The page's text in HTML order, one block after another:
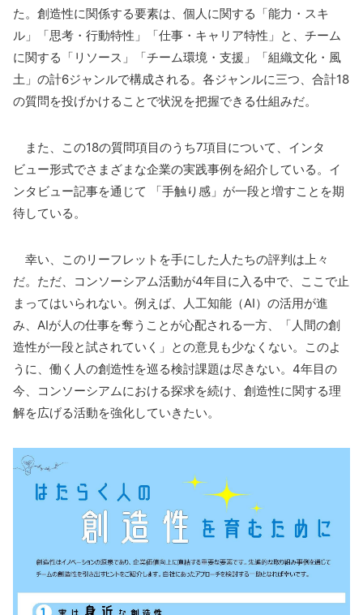
た。創造性に関係する要素は、個人に関する「能力・スキ
ル」「思考・行動特性」「仕事・キャリア特性」と、チーム
に関する「リソース」「チーム環境・支援」「組織文化・風
土」の計6ジャンルで構成される。各ジャンルに三つ、合計18
の質問を投げかけることで状況を把握できる仕組みだ。
また、この18の質問項目のうち7項目について、インタ
ビュー形式でさまざまな企業の実践事例を紹介している。イ
ンタビュー記事を通じて 「手触り感」が一段と増すことを期
待している。
幸い、このリーフレットを手にした人たちの評判は上々
だ。ただ、コンソーシアム活動が4年目に入る中で、ここで止
まってはいられない。例えば、人工知能（AI）の活用が進
み、AIが人の仕事を奪うことが心配される一方、「人間の創
造性が一段と試されていく」との意見も少なくない。このよ
うに、働く人の創造性を巡る検討課題は尽きない。4年目の
今、コンソーシアムにおける探求を続け、創造性に関する理
解を広げる活動を強化していきたい。